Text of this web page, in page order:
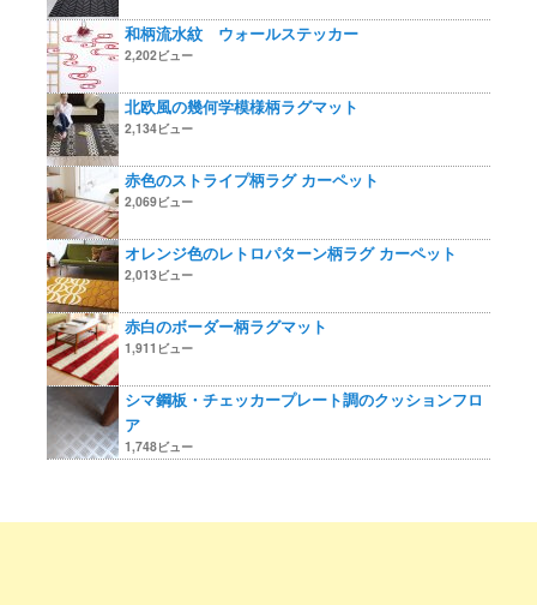
和柄流水紋 ウォールステッカー
2,202ビュー
北欧風の幾何学模様柄ラグマット
2,134ビュー
赤色のストライプ柄ラグ カーペット
2,069ビュー
オレンジ色のレトロパターン柄ラグ カーペット
2,013ビュー
赤白のボーダー柄ラグマット
1,911ビュー
シマ鋼板・チェッカープレート調のクッションフロ
ア
1,748ビュー